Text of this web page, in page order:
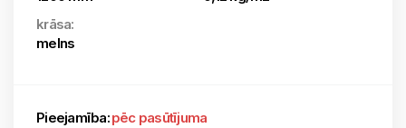
krāsa:
melns
Pieejamība:pēc pasūtījuma